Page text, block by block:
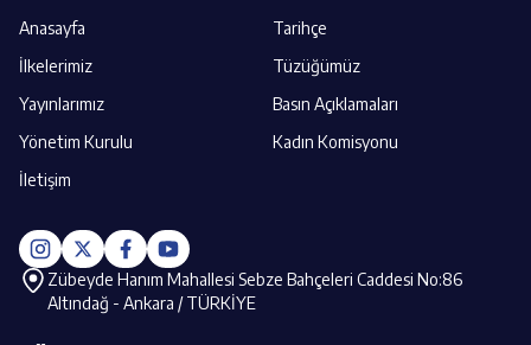
Anasayfa
Tarihçe
İlkelerimiz
Tüzüğümüz
Yayınlarımız
Basın Açıklamaları
Yönetim Kurulu
Kadın Komisyonu
İletişim
Zübeyde Hanım Mahallesi Sebze Bahçeleri Caddesi No:86
Altındağ - Ankara / TÜRKİYE